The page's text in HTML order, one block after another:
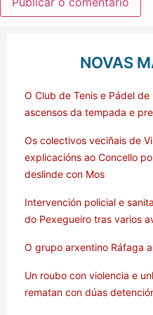
NOVAS
O Club de Tenis e Pádel
ascensos da tempada e
Os colectivos veciñais de
explicacións ao Concello
deslinde con Mos
Intervención policial e
do Pexegueiro tras varios
O grupo arxentino Ráfaga
Un roubo con violencia e
rematan con dúas